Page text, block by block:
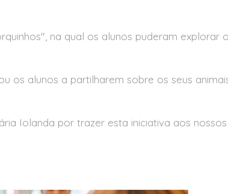
na qual os alunos puderam explorar
os alunos a partilharem sobre os seus
Iolanda por trazer esta iniciativa aos nossos